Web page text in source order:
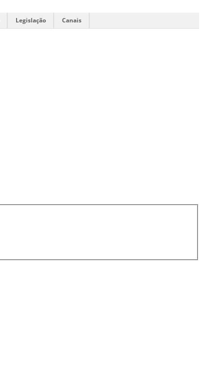
Legislação Canais